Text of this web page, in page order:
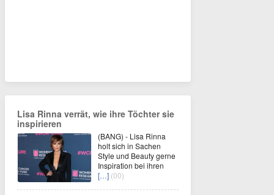
Lisa Rinna verrät, wie ihre Töchter sie
inspirieren
(BANG) - Lisa Rinna
holt sich in Sachen
Style und Beauty gerne
Inspiration bei ihren
[…] (00)